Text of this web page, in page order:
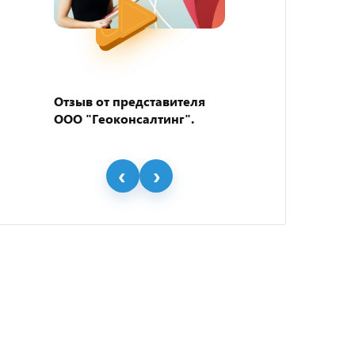
Отзыв от представителя
ООО "Геоконсалтинг".